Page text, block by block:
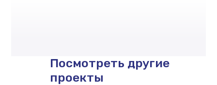
Посмотреть другие
проекты